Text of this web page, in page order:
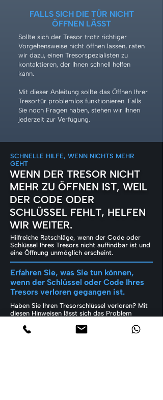
FALLS SICH DIE TÜR NICHT
ÖFFNEN LÄSST
Sollte sich der Tresor trotz richtiger
Vorgehensweise nicht öffnen lassen, raten
wir dazu, einen Tresorspezialisten zu
kontaktieren, der Ihnen schnell helfen
kann.
Mit dieser Anleitung sollte das Öffnen Ihrer
Tresortür problemlos funktionieren. Falls
Sie noch Fragen haben, stehen wir Ihnen
jederzeit zur Verfügung.
SCHNELLE HILFE, WENN NICHTS MEHR
GEHT
WENN DER TRESOR NICHT
MEHR ZU ÖFFNEN IST, WEIL
DER CODE ODER
SCHLÜSSEL FEHLT, HELFEN
WIR WEITER.
Hilfreiche Ratschläge, wenn der Code oder
Schlüssel Ihres Tresors nicht auffindbar ist und
eine Öffnung unmöglich erscheint.
Erfahren Sie, was Sie tun können,
wenn der Schlüssel oder Code Ihres
Tresors verloren gegangen ist.
Haben Sie Ihren Tresorschlüssel verloren? Mit
diesen Hinweisen lässt sich das Problem